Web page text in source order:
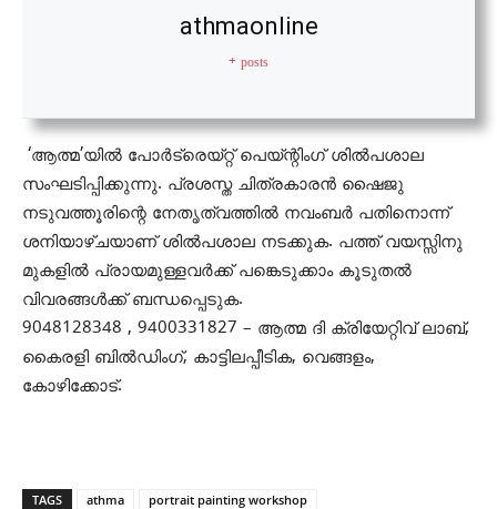
athmaonline
+ posts
‘ആത്മ’യിൽ പോര്‍ട്രെയ്റ്റ് പെയ്ന്റിംഗ് ശിൽപശാല
സംഘടിപ്പിക്കുന്നു. പ്രശസ്ത ചിത്രകാരൻ ഷൈജു
നടുവത്തൂരിന്റെ നേതൃത്വത്തില്‍ നവംബർ പതിനൊന്ന്
ശനിയാഴ്ചയാണ് ശിൽപശാല നടക്കുക. പത്ത് വയസ്സിനു
മുകളിൽ പ്രായമുള്ളവർക്ക് പങ്കെടുക്കാം കൂടുതൽ
വിവരങ്ങൾക്ക് ബന്ധപ്പെടുക.
9048128348 , 9400331827 – ആത്മ ദി ക്രിയേറ്റിവ് ലാബ്,
കൈരളി ബിൽഡിംഗ്, കാട്ടിലപ്പീടിക, വെങ്ങളം,
കോഴിക്കോട്.
TAGS athma portrait painting workshop